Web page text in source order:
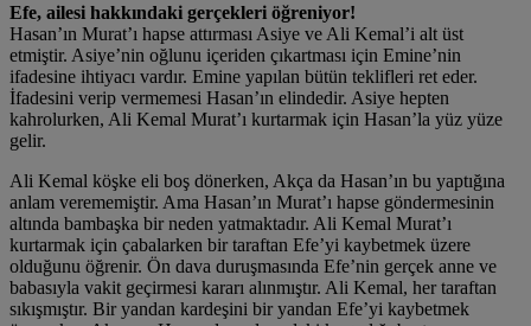
Efe, ailesi hakkındaki gerçekleri öğreniyor!
Hasan’ın Murat’ı hapse attırması Asiye ve Ali Kemal’i alt üst
etmiştir. Asiye’nin oğlunu içeriden çıkartması için Emine’nin
ifadesine ihtiyacı vardır. Emine yapılan bütün teklifleri ret eder.
İfadesini verip vermemesi Hasan’ın elindedir. Asiye hepten
kahrolurken, Ali Kemal Murat’ı kurtarmak için Hasan’la yüz yüze
gelir.
Ali Kemal köşke eli boş dönerken, Akça da Hasan’ın bu yaptığına
anlam verememiştir. Ama Hasan’ın Murat’ı hapse göndermesinin
altında bambaşka bir neden yatmaktadır. Ali Kemal Murat’ı
kurtarmak için çabalarken bir taraftan Efe’yi kaybetmek üzere
olduğunu öğrenir. Ön dava duruşmasında Efe’nin gerçek anne ve
babasıyla vakit geçirmesi kararı alınmıştır. Ali Kemal, her taraftan
sıkışmıştır. Bir yandan kardeşini bir yandan Efe’yi kaybetmek